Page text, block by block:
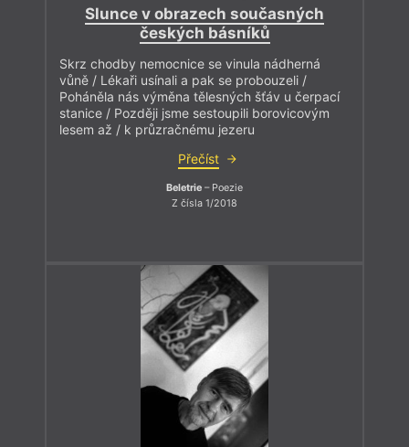
Slunce v obrazech současných
českých básníků
Skrz chodby nemocnice se vinula nádherná
vůně / Lékaři usínali a pak se probouzeli /
Poháněla nás výměna tělesných šťáv u čerpací
stanice / Později jsme sestoupili borovicovým
lesem až / k průzračnému jezeru
Přečíst
Beletrie – Poezie
Z čísla 1/2018